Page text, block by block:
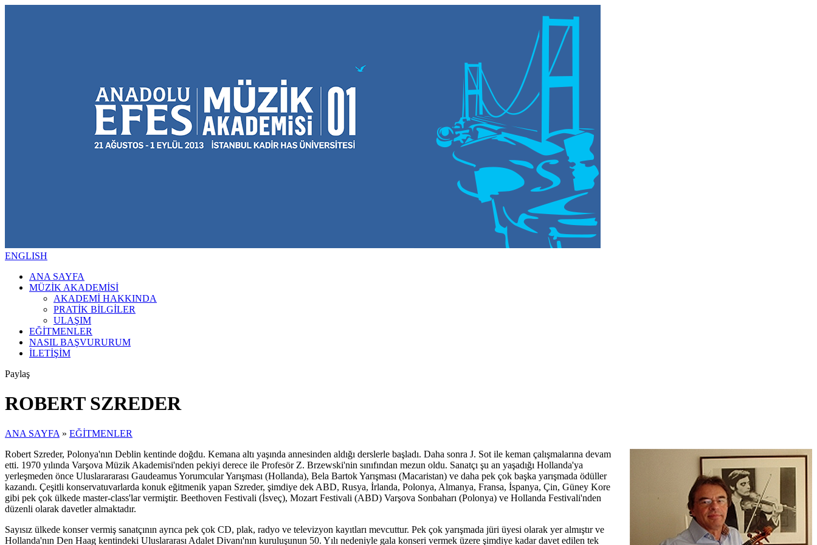
ENGLISH
ANA SAYFA
MÜZİK AKADEMİSİ
AKADEMİ HAKKINDA
PRATİK BİLGİLER
ULAŞIM
EĞİTMENLER
NASIL BAŞVURURUM
İLETİŞİM
Paylaş
ROBERT SZREDER
ANA SAYFA » EĞİTMENLER
Robert Szreder, Polonya'nın Deblin kentinde doğdu. Kemana altı yaşında annesinden aldığı derslerle başladı. Daha sonra J. Sot ile keman çalışmalarına devam
etti. 1970 yılında Varşova Müzik Akademisi'nden pekiyi derece ile Profesör Z. Brzewski'nin sınıfından mezun oldu. Sanatçı şu an yaşadığı Hollanda'ya
yerleşmeden önce Uluslarararası Gaudeamus Yorumcular Yarışması (Hollanda), Bela Bartok Yarışması (Macaristan) ve daha pek çok başka yarışmada ödüller
kazandı. Çeşitli konservatuvarlarda konuk eğitmenik yapan Szreder, şimdiye dek ABD, Rusya, İrlanda, Polonya, Almanya, Fransa, İspanya, Çin, Güney Kore
gibi pek çok ülkede master-class'lar vermiştir. Beethoven Festivali (İsveç), Mozart Festivali (ABD) Varşova Sonbaharı (Polonya) ve Hollanda Festivali'nden
düzenli olarak davetler almaktadır.
Sayısız ülkede konser vermiş sanatçının ayrıca pek çok CD, plak, radyo ve televizyon kayıtları mevcuttur. Pek çok yarışmada jüri üyesi olarak yer almıştır ve
Hollanda'nın Den Haag kentindeki Uluslararası Adalet Divanı'nın kuruluşunun 50. Yılı nedeniyle gala konseri vermek üzere şimdiye kadar davet edilen tek